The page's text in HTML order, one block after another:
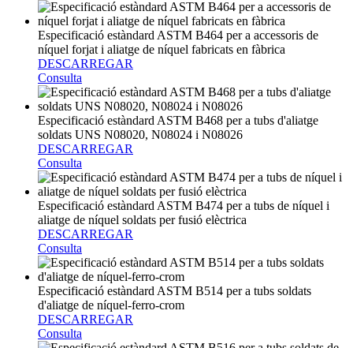
Especificació estàndard ASTM B464 per a accessoris de
níquel forjat i aliatge de níquel fabricats en fàbrica
DESCARREGAR
Consulta
Especificació estàndard ASTM B468 per a tubs d'aliatge
soldats UNS N08020, N08024 i N08026
DESCARREGAR
Consulta
Especificació estàndard ASTM B474 per a tubs de níquel i
aliatge de níquel soldats per fusió elèctrica
DESCARREGAR
Consulta
Especificació estàndard ASTM B514 per a tubs soldats
d'aliatge de níquel-ferro-crom
DESCARREGAR
Consulta